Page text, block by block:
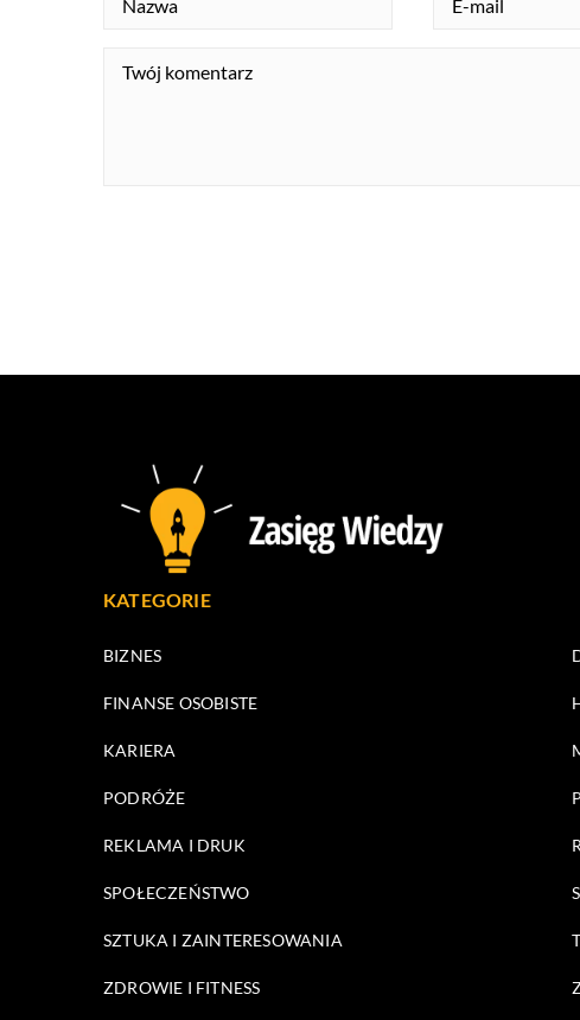
KATEGORIE
BIZNES
FINANSE OSOBISTE
KARIERA
PODRÓŻE
REKLAMA I DRUK
SPOŁECZEŃSTWO
SZTUKA I ZAINTERESOWANIA
ZDROWIE I FITNESS